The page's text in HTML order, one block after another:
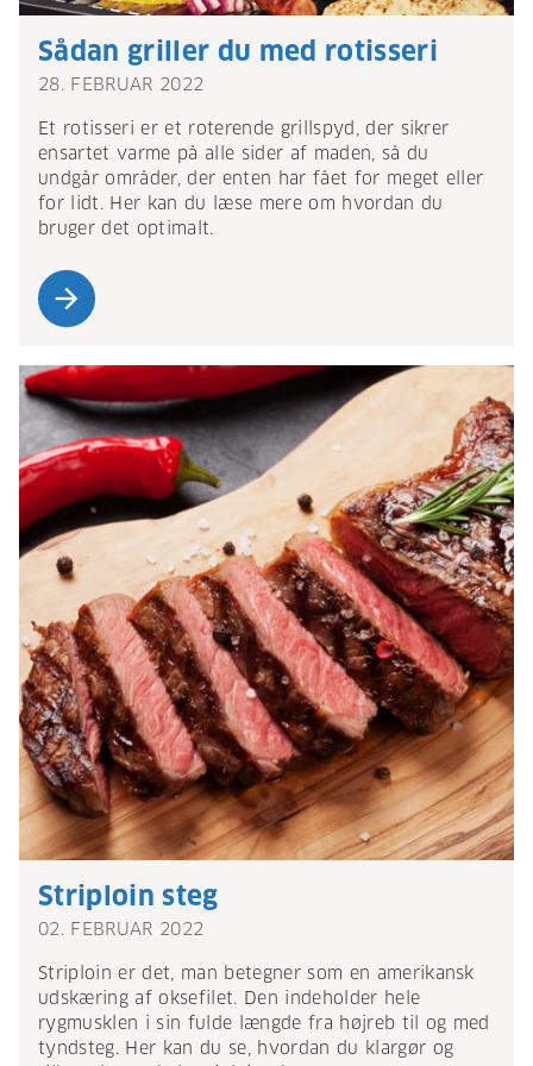
Sådan griller du med rotisseri
28. FEBRUAR 2022
Et rotisseri er et roterende grillspyd, der sikrer
ensartet varme på alle sider af maden, så du
undgår områder, der enten har fået for meget eller
for lidt. Her kan du læse mere om hvordan du
bruger det optimalt.
arrow_forward
Striploin steg
02. FEBRUAR 2022
Striploin er det, man betegner som en amerikansk
udskæring af oksefilet. Den indeholder hele
rygmusklen i sin fulde længde fra højreb til og med
tyndsteg. Her kan du se, hvordan du klargør og